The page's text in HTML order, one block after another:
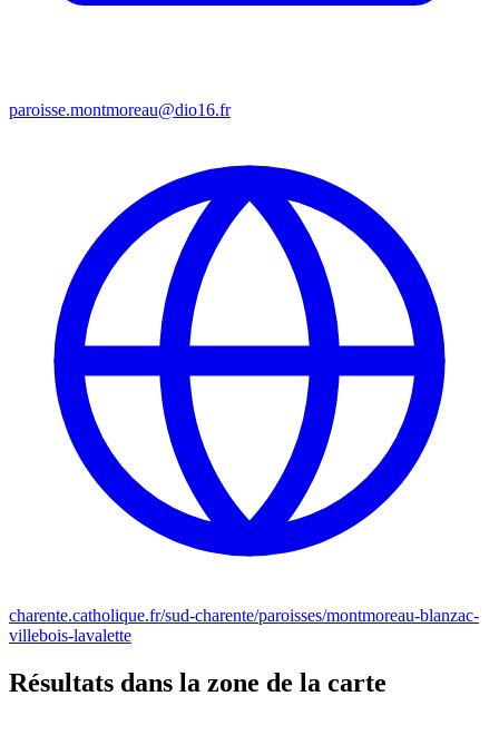
paroisse.montmoreau@dio16.fr
charente.catholique.fr/sud-charente/paroisses/montmoreau-blanzac-
villebois-lavalette
Résultats dans la zone de la carte